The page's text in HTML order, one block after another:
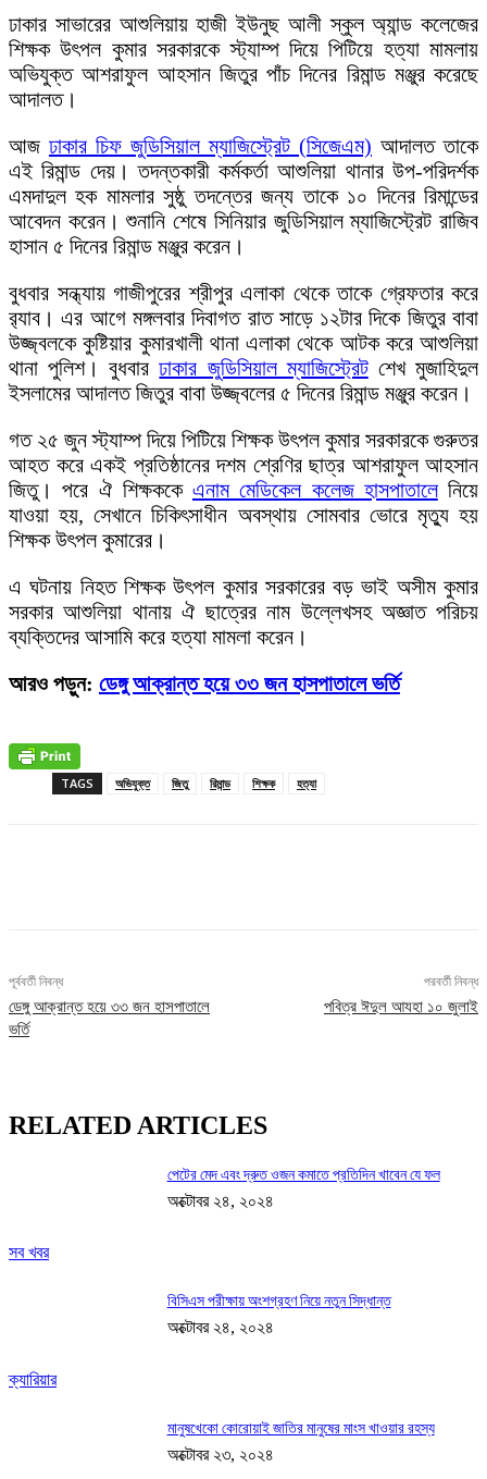
ঢাকার সাভারের আশুলিয়ায় হাজী ইউনুছ আলী স্কুল অ্যান্ড কলেজের
শিক্ষক উৎপল কুমার সরকারকে স্ট্যাম্প দিয়ে পিটিয়ে হত্যা মামলায়
অভিযুক্ত আশরাফুল আহসান জিতুর পাঁচ দিনের রিমান্ড মঞ্জুর করেছে
আদালত।
আজ ঢাকার চিফ জুডিসিয়াল ম্যাজিস্ট্রেট (সিজেএম) আদালত তাকে
এই রিমান্ড দেয়। তদন্তকারী কর্মকর্তা আশুলিয়া থানার উপ-পরিদর্শক
এমদাদুল হক মামলার সুষ্ঠু তদন্তের জন্য তাকে ১০ দিনের রিমান্ডের
আবেদন করেন। শুনানি শেষে সিনিয়ার জুডিসিয়াল ম্যাজিস্ট্রেট রাজিব
হাসান ৫ দিনের রিমান্ড মঞ্জুর করেন।
বুধবার সন্ধ্যায় গাজীপুরের শ্রীপুর এলাকা থেকে তাকে গ্রেফতার করে
র‌্যাব। এর আগে মঙ্গলবার দিবাগত রাত সাড়ে ১২টার দিকে জিতুর বাবা
উজ্জ্বলকে কুষ্টিয়ার কুমারখালী থানা এলাকা থেকে আটক করে আশুলিয়া
থানা পুলিশ। বুধবারঢাকার জুডিসিয়াল ম্যাজিস্ট্রেটশেখ মুজাহিদুল
ইসলামের আদালত জিতুর বাবা উজ্জ্বলের ৫ দিনের রিমান্ড মঞ্জুর করেন।
গত ২৫ জুন স্ট্যাম্প দিয়ে পিটিয়ে শিক্ষক উৎপল কুমার সরকারকে গুরুতর
আহত করে একই প্রতিষ্ঠানের দশম শ্রেণির ছাত্র আশরাফুল আহসান
জিতু। পরে ঐ শিক্ষককে এনাম মেডিকেল কলেজ হাসপাতালেনিয়ে
যাওয়া হয়, সেখানে চিকিৎসাধীন অবস্থায় সোমবার ভোরে মৃত্যু হয়
শিক্ষক উৎপল কুমারের।
এ ঘটনায় নিহত শিক্ষক উৎপল কুমার সরকারের বড় ভাই অসীম কুমার
সরকার আশুলিয়া থানায় ঐ ছাত্রের নাম উল্লেখসহ অজ্ঞাত পরিচয়
ব্যক্তিদের আসামি করে হত্যা মামলা করেন।
আরও পড়ুন: ডেঙ্গু আক্রান্ত হয়ে ৩৩ জন হাসপাতালে ভর্তি
TAGS অভিযুক্ত জিতু রিমান্ড শিক্ষক হত্যা
পূর্ববর্তী নিবন্ধ
ডেঙ্গু আক্রান্ত হয়ে ৩৩ জন হাসপাতালে
ভর্তি
পরবর্তী নিবন্ধ
পবিত্র ঈদুল আযহা ১০ জুলাই
RELATED ARTICLES
সব খবর
পেটের মেদ এবং দ্রুত ওজন কমাতে প্রতিদিন খাবেন যে ফল
অক্টোবর ২৪, ২০২৪
ক্যারিয়ার
বিসিএস পরীক্ষায় অংশগ্রহণ নিয়ে নতুন সিদ্ধান্ত
অক্টোবর ২৪, ২০২৪
মানুষখেকো কোরোয়াই জাতির মানুষের মাংস খাওয়ার রহস্য
অক্টোবর ২৩, ২০২৪